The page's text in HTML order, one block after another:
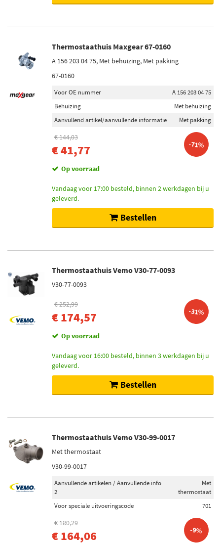
Thermostaathuis Maxgear 67-0160
A 156 203 04 75, Met behuizing, Met pakking
67-0160
Voor OE nummer
A 156 203 04 75
Behuizing
Met behuizing
Aanvullend artikel/aanvullende informatie
Met pakking
€ 144,03
€ 41,77 -71%
Op voorraad
Vandaag voor 17:00 besteld, binnen 2 werkdagen bij u
geleverd.
Bestellen
Thermostaathuis Vemo V30-77-0093
V30-77-0093
€ 252,99
€ 174,57 -31%
Op voorraad
Vandaag voor 16:00 besteld, binnen 3 werkdagen bij u
geleverd.
Bestellen
Thermostaathuis Vemo V30-99-0017
Met thermostaat
V30-99-0017
Aanvullende artikelen / Aanvullende info
2
Met
thermostaat
Voor speciale uitvoeringscode
701
€ 180,29
€ 164,06 -9%